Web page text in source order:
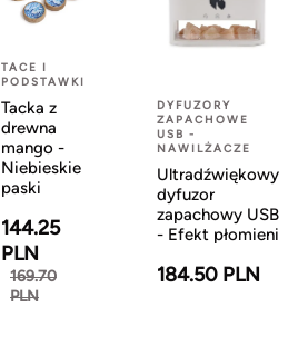
TACE I
PODSTAWKI
Tacka z
drewna
mango -
Niebieskie
paski
144.25
PLN
169.70
PLN
DYFUZORY
ZAPACHOWE
USB -
NAWILŻACZE
Ultradźwiękowy
dyfuzor
zapachowy USB
- Efekt płomieni
184.50 PLN